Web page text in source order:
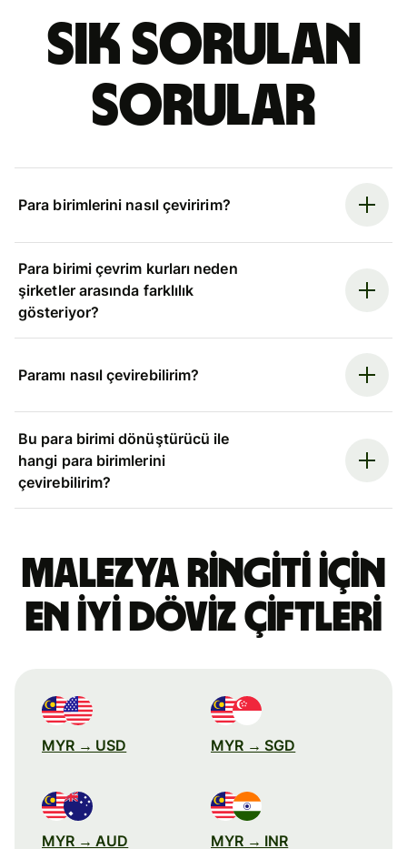
Sık sorulan
sorular
Para birimlerini nasıl çeviririm?
Para birimi çevrim kurları neden
şirketler arasında farklılık
gösteriyor?
Paramı nasıl çevirebilirim?
Bu para birimi dönüştürücü ile
hangi para birimlerini
çevirebilirim?
Malezya ringiti için
en iyi döviz çiftleri
MYR → USD MYR → SGD
MYR → AUD MYR → INR